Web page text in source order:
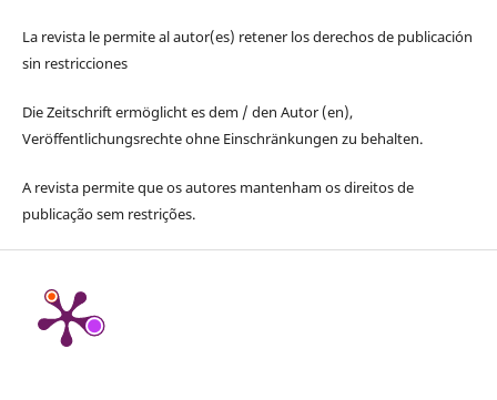
La revista le permite al autor(es) retener los derechos de publicación
sin restricciones
Die Zeitschrift ermöglicht es dem / den Autor (en),
Veröffentlichungsrechte ohne Einschränkungen zu behalten.
A revista permite que os autores mantenham os direitos de
publicação sem restrições.